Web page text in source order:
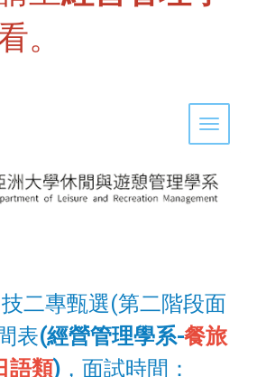
。
Toggle
二專甄選(第二階段面
表(經營管理學系-餐旅
語類) ，面試時間：